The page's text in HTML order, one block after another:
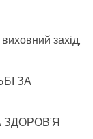
захід,
ЗА